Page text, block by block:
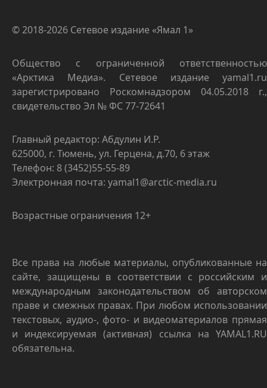
© 2018-2026 Сетевое издание «Ямал 1»
Общество с ограниченной ответственностью
«Арктика Медиа». Сетевое издание yamal1.ru
зарегистрировано Роскомнадзором 04.05.2018 г.,
свидетельство Эл № ФС 77-72641
Главный редактор: Абдулин И.Р.
625000, г. Тюмень, ул. Герцена, д.70, 6 этаж
Телефон: 8 (3452)55-55-89
Электронная почта: yamal1@arctic-media.ru
Возрастные ограничения 12+
Все права на любые материалы, опубликованные на
сайте, защищены в соответствии с российским и
международным законодательством об авторском
праве и смежных правах. При любом использовании
текстовых, аудио-, фото- и видеоматериалов прямая
и индексируемая (активная) ссылка на YAMAL1.RU
обязательна.